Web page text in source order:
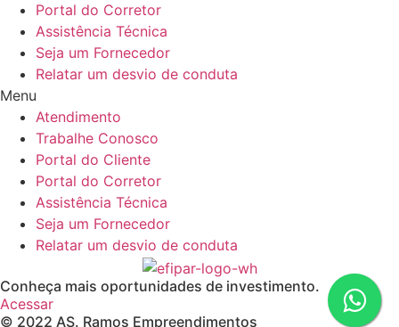
Portal do Corretor
Assistência Técnica
Seja um Fornecedor
Relatar um desvio de conduta
Menu
Atendimento
Trabalhe Conosco
Portal do Cliente
Portal do Corretor
Assistência Técnica
Seja um Fornecedor
Relatar um desvio de conduta
Conheça mais oportunidades de investimento.
Acessar
© 2022 AS. Ramos Empreendimentos